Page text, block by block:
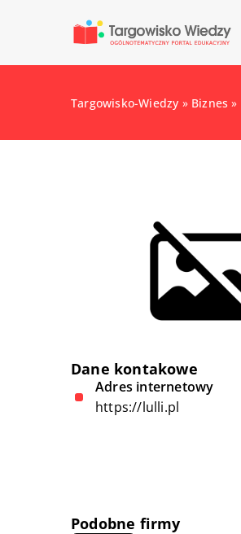
Targowisko-Wiedzy » Biznes »
Dane kontakowe
Adres internetowy
https://lulli.pl
Podobne firmy